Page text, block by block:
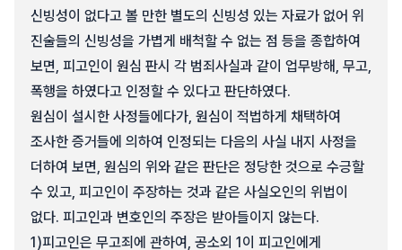
신빙성이 없다고 볼 만한 별도의 신빙성 있는 자료가 없어 위
진술들의 신빙성을 가볍게 배척할 수 없는 점 등을 종합하여
보면, 피고인이 원심 판시 각 범죄사실과 같이 업무방해, 무고,
폭행을 하였다고 인정할 수 있다고 판단하였다.
원심이 설시한 사정들에다가, 원심이 적법하게 채택하여
조사한 증거들에 의하여 인정되는 다음의 사실 내지 사정을
더하여 보면, 원심의 위와 같은 판단은 정당한 것으로 수긍할
수 있고, 피고인이 주장하는 것과 같은 사실오인의 위법이
없다. 피고인과 변호인의 주장은 받아들이지 않는다.
1)피고인은 무고죄에 관하여, 공소외 1이 피고인에게